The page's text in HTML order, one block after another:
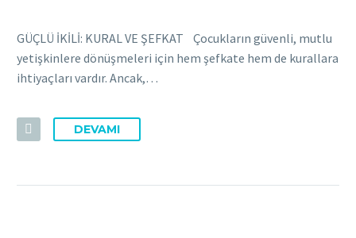
GÜÇLÜ İKİLİ: KURAL VE ŞEFKAT Çocukların güvenli, mutlu
yetişkinlere dönüşmeleri için hem şefkate hem de kurallara
ihtiyaçları vardır. Ancak,…
DEVAMI